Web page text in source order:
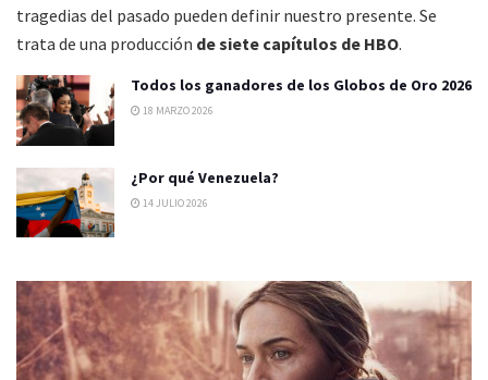
tragedias del pasado pueden definir nuestro presente. Se
trata de una producción de siete capítulos de HBO.
Todos los ganadores de los Globos de Oro 2026
18 MARZO 2026
¿Por qué Venezuela?
14 JULIO 2026